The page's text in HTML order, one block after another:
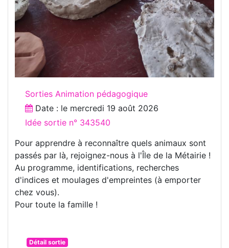
Sorties Animation pédagogique
Date : le mercredi 19 août 2026
Idée sortie n° 343540
Pour apprendre à reconnaître quels animaux sont
passés par là, rejoignez-nous à l'Île de la Métairie !
Au programme, identifications, recherches
d'indices et moulages d'empreintes (à emporter
chez vous).
Pour toute la famille !
Détail sortie